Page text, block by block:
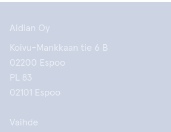
Aidian Oy
Koivu-Mankkaan tie 6 B
02200 Espoo
PL 83
02101 Espoo
Vaihde